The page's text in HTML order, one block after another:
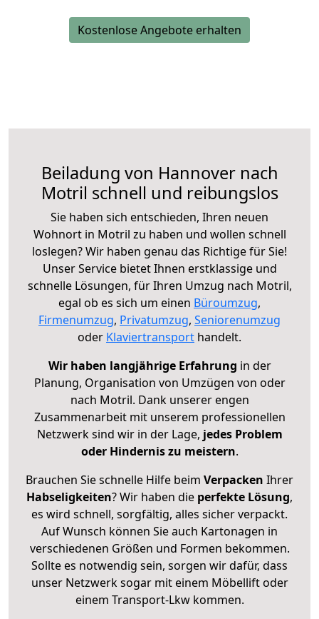
Kostenlose Angebote erhalten
Beiladung von Hannover nach
Motril schnell und reibungslos
Sie haben sich entschieden, Ihren neuen
Wohnort in Motril zu haben und wollen schnell
loslegen? Wir haben genau das Richtige für Sie!
Unser Service bietet Ihnen erstklassige und
schnelle Lösungen, für Ihren Umzug nach Motril,
egal ob es sich um einen Büroumzug,
Firmenumzug, Privatumzug, Seniorenumzug
oder Klaviertransport handelt.
Wir haben langjährige Erfahrung in der
Planung, Organisation von Umzügen von oder
nach Motril. Dank unserer engen
Zusammenarbeit mit unserem professionellen
Netzwerk sind wir in der Lage, jedes Problem
oder Hindernis zu meistern.
Brauchen Sie schnelle Hilfe beim Verpacken Ihrer
Habseligkeiten? Wir haben die perfekte Lösung,
es wird schnell, sorgfältig, alles sicher verpackt.
Auf Wunsch können Sie auch Kartonagen in
verschiedenen Größen und Formen bekommen.
Sollte es notwendig sein, sorgen wir dafür, dass
unser Netzwerk sogar mit einem Möbellift oder
einem Transport-Lkw kommen.